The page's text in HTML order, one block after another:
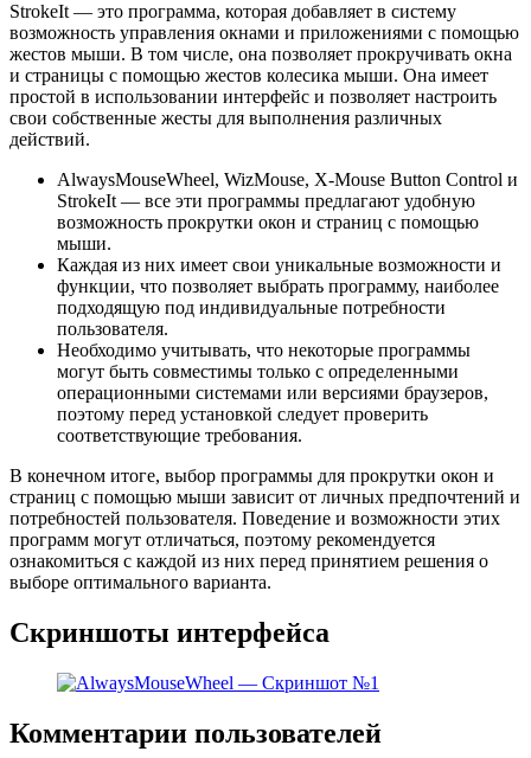
StrokeIt — это программа, которая добавляет в систему
возможность управления окнами и приложениями с помощью
жестов мыши. В том числе, она позволяет прокручивать окна
и страницы с помощью жестов колесика мыши. Она имеет
простой в использовании интерфейс и позволяет настроить
свои собственные жесты для выполнения различных
действий.
AlwaysMouseWheel, WizMouse, X-Mouse Button Control и
StrokeIt — все эти программы предлагают удобную
возможность прокрутки окон и страниц с помощью
мыши.
Каждая из них имеет свои уникальные возможности и
функции, что позволяет выбрать программу, наиболее
подходящую под индивидуальные потребности
пользователя.
Необходимо учитывать, что некоторые программы
могут быть совместимы только с определенными
операционными системами или версиями браузеров,
поэтому перед установкой следует проверить
соответствующие требования.
В конечном итоге, выбор программы для прокрутки окон и
страниц с помощью мыши зависит от личных предпочтений и
потребностей пользователя. Поведение и возможности этих
программ могут отличаться, поэтому рекомендуется
ознакомиться с каждой из них перед принятием решения о
выборе оптимального варианта.
Скриншоты интерфейса
Комментарии пользователей